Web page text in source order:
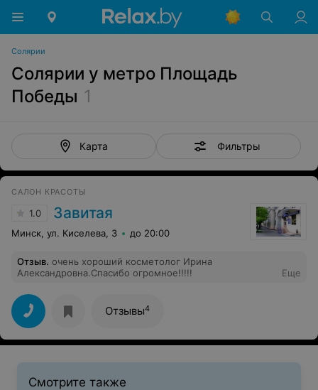
Солярии
Солярии у метро Площадь
Победы 1
Карта Фильтры
САЛОН КРАСОТЫ
1.0 Завитая
Минск, ул. Киселева, 3 до 20:00
Отзыв. очень хороший косметолог Ирина
Александровна.Спасибо огромное!!!!!
Еще
Отзывы4
Смотрите также